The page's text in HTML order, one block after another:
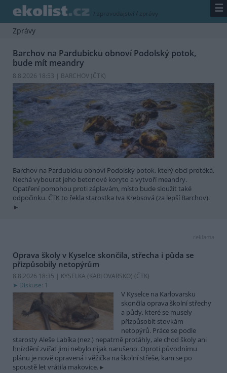
/ zpravodajství / zprávy ☰
Zprávy
Barchov na Pardubicku obnoví Podolský potok,
bude mít meandry
8.8.2026 18:53 | BARCHOV (ČTK)
Barchov na Pardubicku obnoví Podolský potok, který obcí protéká.
Nechá vybourat jeho betonové koryto a vytvoří meandry.
Opatření pomohou proti záplavám, místo bude sloužit také
odpočinku. ČTK to řekla starostka Iva Krebsová (za lepší Barchov).
reklama
Oprava školy v Kyselce skončila, střecha i půda se
přizpůsobily netopýrům
8.8.2026 18:35 | KYSELKA (KARLOVARSKO) (ČTK)
Diskuse: 1
V Kyselce na Karlovarsku
skončila oprava školní střechy
a půdy, které se musely
přizpůsobit stovkám
netopýrů. Práce se podle
starosty Aleše Labíka (nez.) nepatrně protáhly, ale chod školy ani
hnízdění zvířat jimi nebylo nijak narušeno. Oproti původnímu
plánu je nově opravená i věžička na školní střeše, kam se po
spoustě let vrátila makovice.